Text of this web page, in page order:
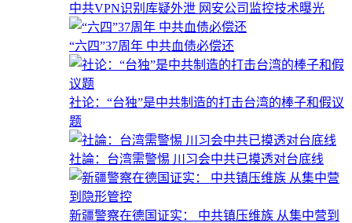
中共VPN识别库疑外泄 网安公司监控技术曝光
“六四”37周年 中共血债必偿还
社论：“台独”是中共制造的打击台湾的棒子和假议
题
社論：台湾需警惕 川习会中共已摸透对台底线
新疆警察在德国证实： 中共镇压维族 从集中营到